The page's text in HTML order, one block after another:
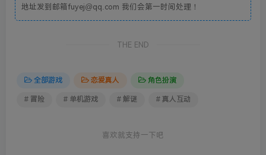
地址发到邮箱fuyej@qq.com 我们会第一时间处理！
THE END
全部游戏 恋爱真人 角色扮演
# 冒险 # 单机游戏 # 解谜 # 真人互动
喜欢就支持一下吧